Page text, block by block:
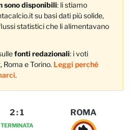
sono disponibili: li stiamo
su basi dati più solide,
statistici che li alimentavano
fonti redazionali: i voti
e Torino. Leggi perché
.
2:1
TERMINATA
ROMA